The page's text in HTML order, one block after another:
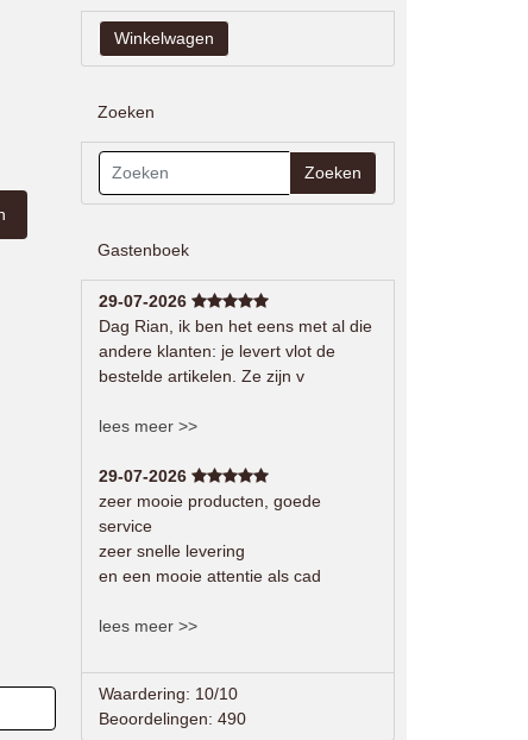
Zoeken
Zoeken
Gastenboek
29-07-2026
Dag Rian, ik ben het eens met al die
andere klanten: je levert vlot de
bestelde artikelen. Ze zijn v
lees meer >>
29-07-2026
zeer mooie producten, goede
service
zeer snelle levering
en een mooie attentie als cad
lees meer >>
Waardering: 10/10
Beoordelingen: 490